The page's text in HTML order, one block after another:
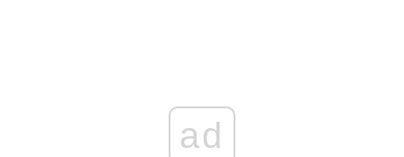
ad